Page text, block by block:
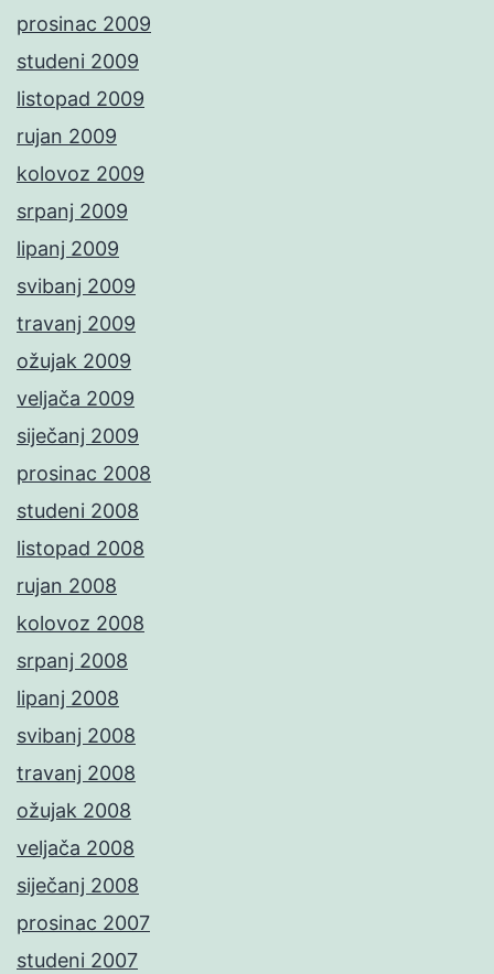
prosinac 2009
studeni 2009
listopad 2009
rujan 2009
kolovoz 2009
srpanj 2009
lipanj 2009
svibanj 2009
travanj 2009
ožujak 2009
veljača 2009
siječanj 2009
prosinac 2008
studeni 2008
listopad 2008
rujan 2008
kolovoz 2008
srpanj 2008
lipanj 2008
svibanj 2008
travanj 2008
ožujak 2008
veljača 2008
siječanj 2008
prosinac 2007
studeni 2007